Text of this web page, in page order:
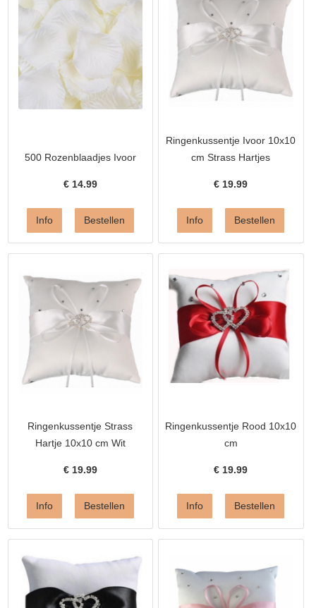
500 Rozenblaadjes Ivoor
€ 14.99
Ringenkussentje Ivoor 10x10
cm Strass Hartjes
€ 19.99
Ringenkussentje Strass
Hartje 10x10 cm Wit
€ 19.99
Ringenkussentje Rood 10x10
cm
€19.99